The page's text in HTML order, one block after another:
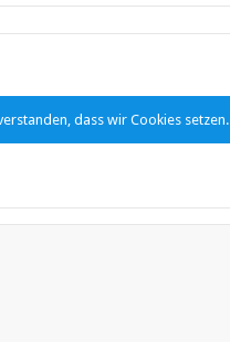
dass wir Cookies setzen.